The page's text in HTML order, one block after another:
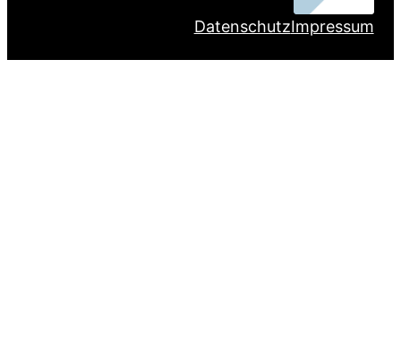
DatenschutzImpressum